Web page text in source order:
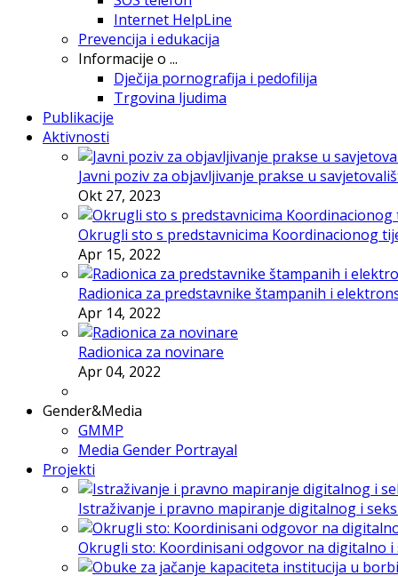
Internet HelpLine
Prevencija i edukacija
Informacije o ...
Dječija pornografija i pedofilija
Trgovina ljudima
Publikacije
Aktivnosti
Javni poziv za objavljivanje prakse u
Okt 27, 2023
Okrugli sto s predstavnicima Koordinacionog
Apr 15, 2022
Radionica za predstavnike štampanih i
Apr 14, 2022
Radionica za novinare
Apr 04, 2022
Gender&Media
GMMP
Media Gender Portrayal
Projekti
Istraživanje i pravno mapiranje digitalnog i
Okrugli sto: Koordinisani odgovor na digitalno i